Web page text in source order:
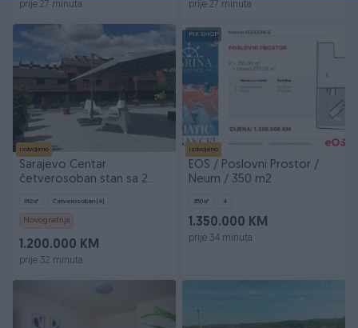
prije 27 minuta prije 27 minuta
Izdvojeno
Sarajevo Centar
četverosoban stan sa 2
162㎡ Četverosoban (4)
Novogradnja
1.200.000 KM
prije 32 minuta
PIK SHOP
Izdvojeno
EOS / Poslovni Prostor /
Neum / 350 m2
350㎡ 4
1.350.000 KM
prije 34 minuta